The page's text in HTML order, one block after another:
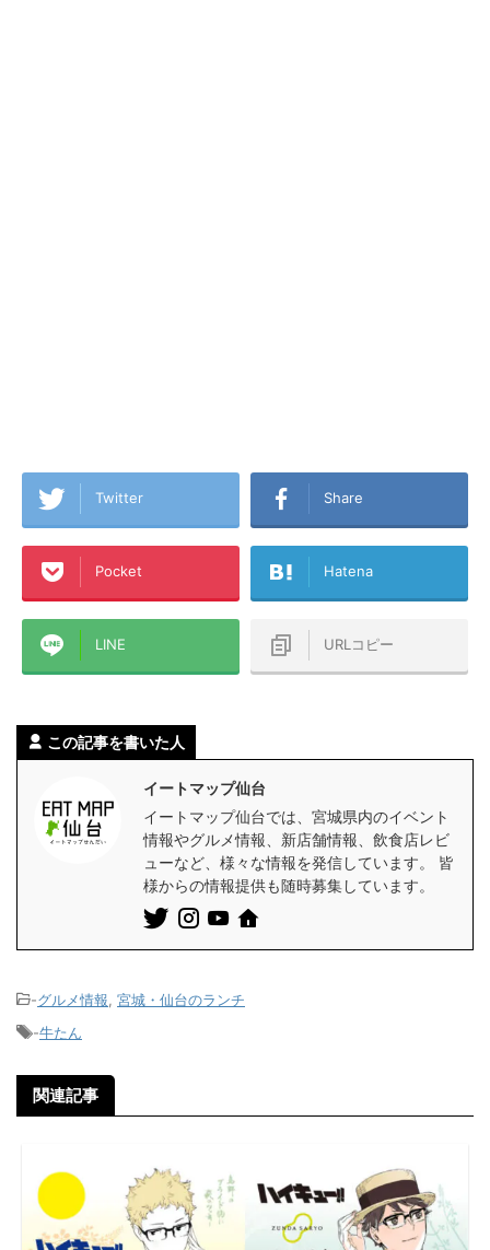
Twitter Share
Pocket Hatena
LINE URLコピー
この記事を書いた人
イートマップ仙台
イートマップ仙台では、宮城県内のイベント
情報やグルメ情報、新店舗情報、飲食店レビ
ューなど、様々な情報を発信しています。 皆
様からの情報提供も随時募集しています。
-グルメ情報, 宮城・仙台のランチ
-牛たん
関連記事